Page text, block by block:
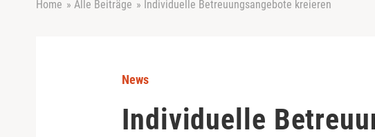
Home » Alle Beiträge » Individuelle Betreuungsangebote kreieren
News
Individuelle